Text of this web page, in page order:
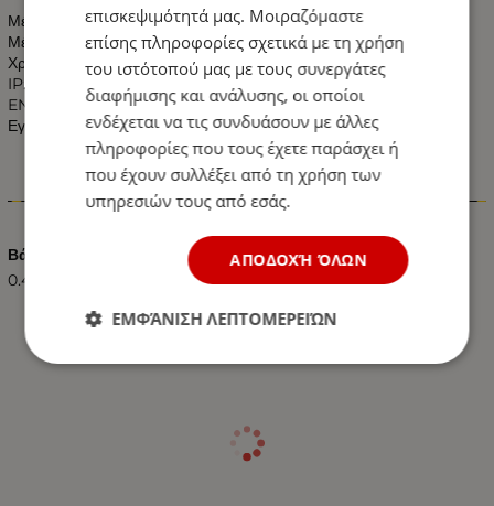
Μέγιστο Φορτίο: 10 Ampere
Μέγιστη Τάση: 250 Volt
Χρώμα: Λευκό
IP:44
EN 60669-1
Εγγύηση 5 Χρόνια
Χαρακτηριστικά
Βάρος (kg.)
0.40
επισκεψιμότητά μας. Μοιραζόμαστε
επίσης πληροφορίες σχετικά με τη χρήση
του ιστότοπού μας με τους συνεργάτες
διαφήμισης και ανάλυσης, οι οποίοι
ενδέχεται να τις συνδυάσουν με άλλες
πληροφορίες που τους έχετε παράσχει ή
που έχουν συλλέξει από τη χρήση των
υπηρεσιών τους από εσάς.
ΑΠΟΔΟΧΉ ΌΛΩΝ
ΕΜΦΆΝΙΣΗ ΛΕΠΤΟΜΕΡΕΙΏΝ